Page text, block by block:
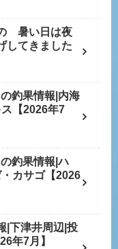
暑い日は夜
てきました
釣果情報|内海
【2026年7
釣果情報|ハ
カサゴ【2026
|下津井周辺|投
年7月】